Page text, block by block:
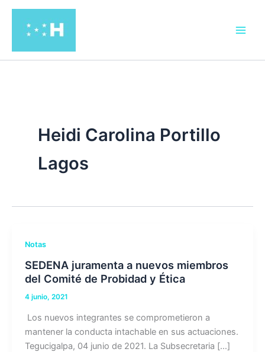
contenido
Heidi Carolina Portillo
Lagos
Notas
SEDENA juramenta a nuevos miembros
del Comité de Probidad y Ética
4 junio, 2021
Los nuevos integrantes se comprometieron a
mantener la conducta intachable en sus actuaciones.
Tegucigalpa, 04 junio de 2021. La Subsecretaria […]